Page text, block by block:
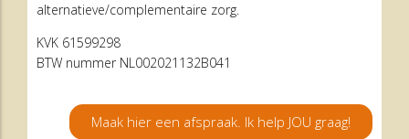
alternatieve/complementaire zorg.
KVK 61599298
BTW nummer NL002021132B041
Maak hier een afspraak. Ik help JOU graag!